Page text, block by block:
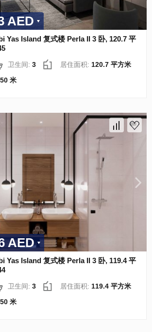
AED
Yas Island 复式楼 Perla II 3 卧, 120.7 平
卫生间:3 居住面积: 120.7 平方米
50 米
AED
Yas Island 复式楼 Perla II 3 卧, 119.4 平
卫生间:3 居住面积: 119.4 平方米
50 米